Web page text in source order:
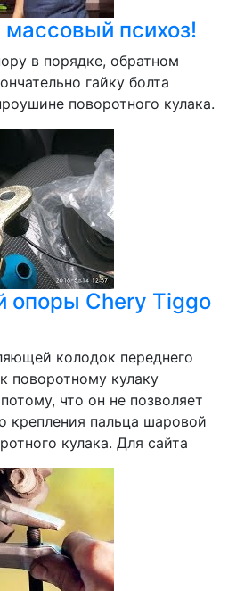
психоз!
в порядке, обратном
гайку болта
поворотного кулака.
опоры Chery Tiggo
колодок переднего
поворотному кулаку
что он не позволяет
крепления пальца шаровой
кулака. Для сайта